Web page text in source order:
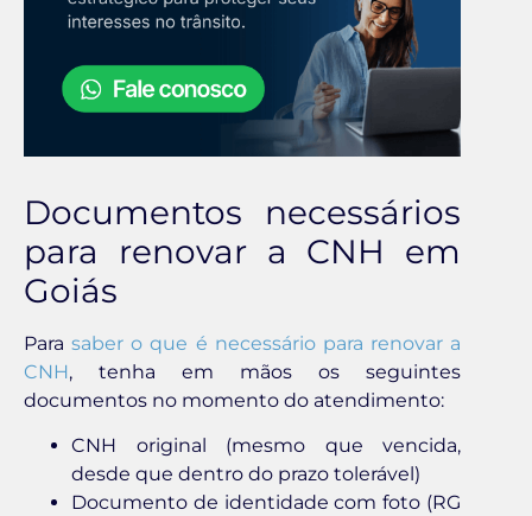
Documentos necessários
para renovar a CNH em
Goiás
Parasaber o que é necessário para renovar a
CNH, tenha em mãos os seguintes
documentos no momento do atendimento:
CNH original (mesmo que vencida,
desde que dentro do prazo tolerável)
Documento de identidade com foto (RG